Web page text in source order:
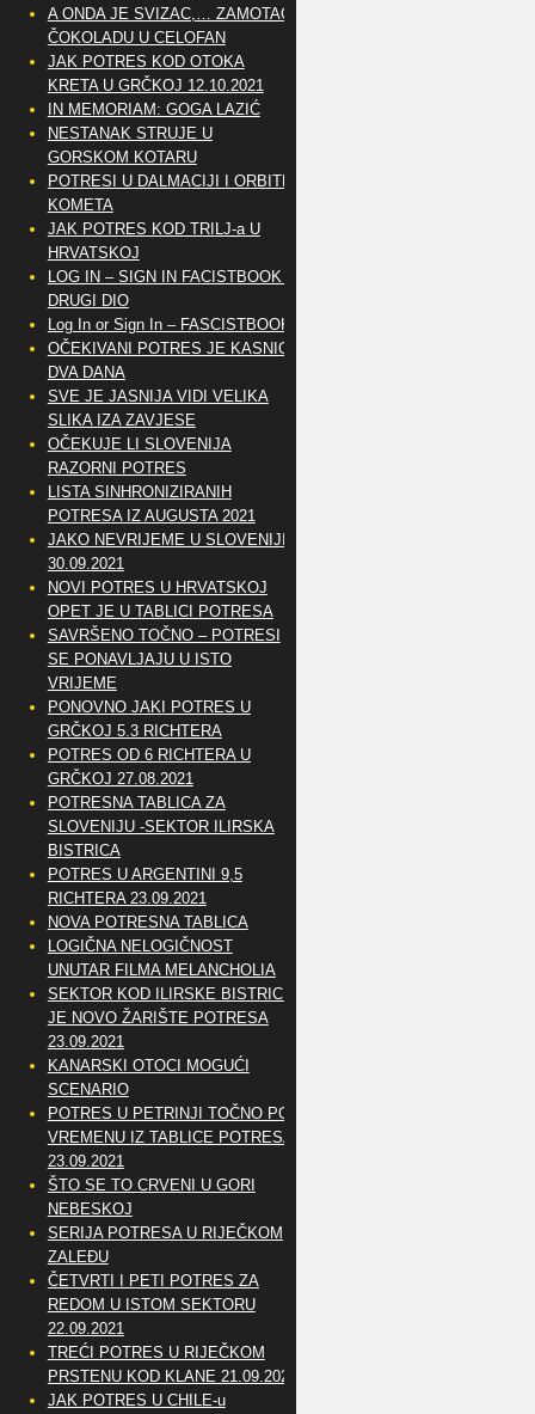
A ONDA JE SVIZAC,… ZAMOTAO
ČOKOLADU U CELOFAN
JAK POTRES KOD OTOKA
KRETA U GRČKOJ 12.10.2021
IN MEMORIAM: GOGA LAZIĆ
NESTANAK STRUJE U
GORSKOM KOTARU
POTRESI U DALMACIJI I ORBITE
KOMETA
JAK POTRES KOD TRILJ-a U
HRVATSKOJ
LOG IN – SIGN IN FACISTBOOK –
DRUGI DIO
Log In or Sign In – FASCISTBOOK
OČEKIVANI POTRES JE KASNIO
DVA DANA
SVE JE JASNIJA VIDI VELIKA
SLIKA IZA ZAVJESE
OČEKUJE LI SLOVENIJA
RAZORNI POTRES
LISTA SINHRONIZIRANIH
POTRESA IZ AUGUSTA 2021
JAKO NEVRIJEME U SLOVENIJI
30.09.2021
NOVI POTRES U HRVATSKOJ
OPET JE U TABLICI POTRESA
SAVRŠENO TOČNO – POTRESI
SE PONAVLJAJU U ISTO
VRIJEME
PONOVNO JAKI POTRES U
GRČKOJ 5.3 RICHTERA
POTRES OD 6 RICHTERA U
GRČKOJ 27.08.2021
POTRESNA TABLICA ZA
SLOVENIJU -SEKTOR ILIRSKA
BISTRICA
POTRES U ARGENTINI 9,5
RICHTERA 23.09.2021
NOVA POTRESNA TABLICA
LOGIČNA NELOGIČNOST
UNUTAR FILMA MELANCHOLIA
SEKTOR KOD ILIRSKE BISTRICE
JE NOVO ŽARIŠTE POTRESA
23.09.2021
KANARSKI OTOCI MOGUĆI
SCENARIO
POTRES U PETRINJI TOČNO PO
VREMENU IZ TABLICE POTRESA
23.09.2021
ŠTO SE TO CRVENI U GORI
NEBESKOJ
SERIJA POTRESA U RIJEČKOM
ZALEĐU
ČETVRTI I PETI POTRES ZA
REDOM U ISTOM SEKTORU
22.09.2021
TREĆI POTRES U RIJEČKOM
PRSTENU KOD KLANE 21.09.2021
JAK POTRES U CHILE-u